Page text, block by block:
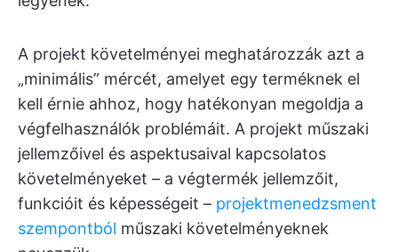
A projekt követelményei meghatározzák azt a
„minimális” mércét, amelyet egy terméknek el
kell érnie ahhoz, hogy hatékonyan megoldja a
végfelhasználók problémáit. A projekt műszaki
jellemzőivel és aspektusaival kapcsolatos
követelményeket – a végtermék jellemzőit,
funkcióit és képességeit – projektmenedzsment
szempontból műszaki követelményeknek